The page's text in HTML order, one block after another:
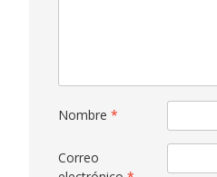
Nombre *
Correo